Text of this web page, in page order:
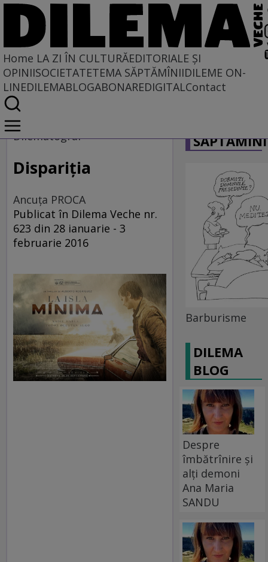
Home LA ZI ÎN CULTURĂEDITORIALE ȘI
OPINIISOCIETATETEMA SĂPTĂMÎNIIDILEME ON-
LINEDILEMABLOGABONAREDIGITALContact
Home
La zi în cultură
Dilematograf
Dispariţia
Ancuţa PROCA
Publicat în Dilema Veche nr.
623 din 28 ianuarie - 3
februarie 2016
Barburisme
DILEMA
BLOG
Despre
îmbătrînire și
alți demoni
Ana Maria
SANDU